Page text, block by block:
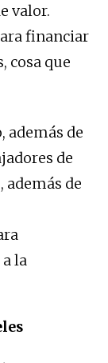
valor.
financiar
cosa que
de
de
además de
la